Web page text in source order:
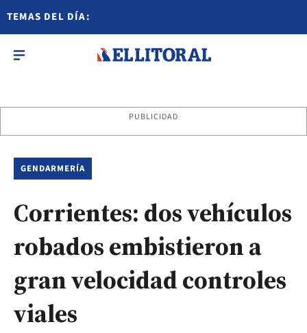
TEMAS DEL DÍA:
PUBLICIDAD
GENDARMERÍA
Corrientes: dos vehículos
robados embistieron a
gran velocidad controles
viales